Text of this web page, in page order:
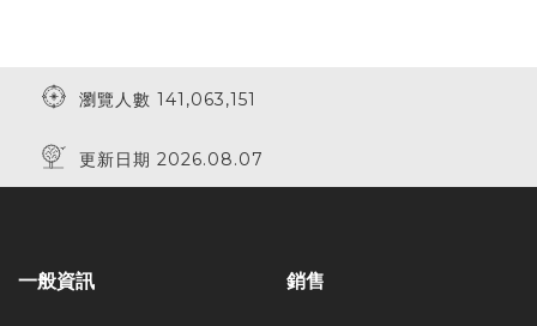
瀏覽人數 141,063,151
更新日期 2026.08.07
一般資訊 銷售